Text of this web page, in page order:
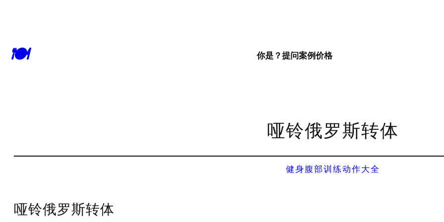
🍽 你是？ 提问案例价格
哑铃俄罗斯转体
健身腹部训练动作大全
哑铃俄罗斯转体